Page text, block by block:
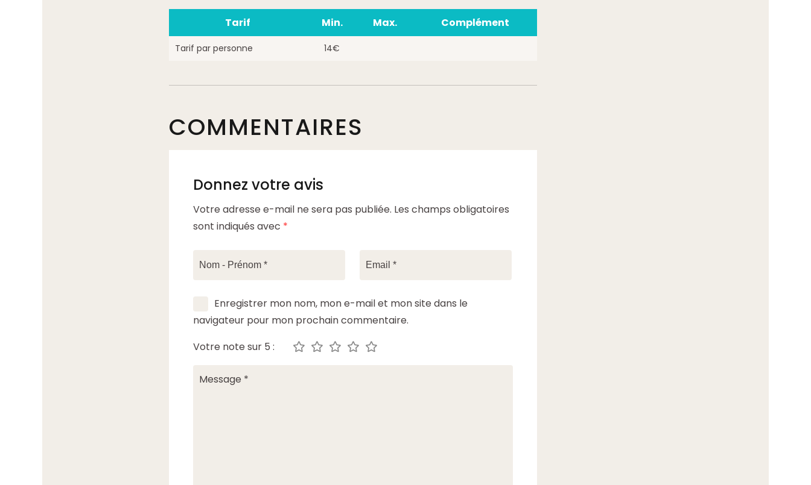
Tarif Min. Max. Complément
Tarif par personne 14€
COMMENTAIRES
Donnez votre avis
Votre adresse e-mail ne sera pas publiée. Les champs obligatoires
sont indiqués avec *
Enregistrer mon nom, mon e-mail et mon site dans le
navigateur pour mon prochain commentaire.
Votre note sur 5 :